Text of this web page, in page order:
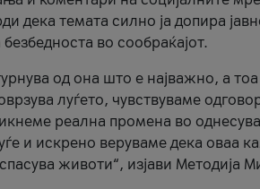
дека темата силно ја допира
во сообраќајот.
од она што е најважно, а
луѓето, чувствуваме
реална промена во
и искрено веруваме дека оваа
животи“, изјави Методија